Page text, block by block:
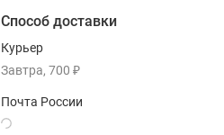
Способ доставки
Курьер
Завтра 700 ₽
Почта России